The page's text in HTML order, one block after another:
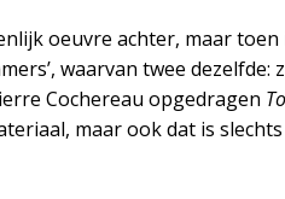
oeuvre achter, maar
waarvan twee dezelfde:
Cochereau opgedragen
maar ook dat is